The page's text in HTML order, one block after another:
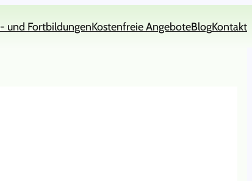
und FortbildungenKostenfreie AngeboteBlogKontakt